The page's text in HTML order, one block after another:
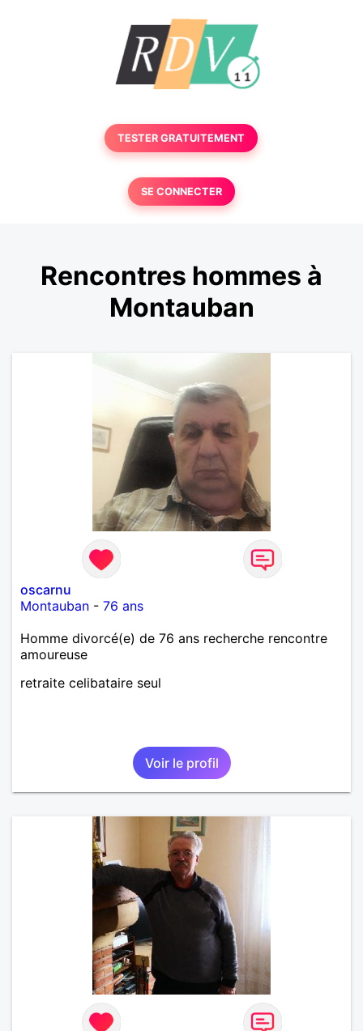
TESTER GRATUITEMENT
SE CONNECTER
Rencontres hommes à
Montauban
oscarnu
Montauban - 76 ans
Homme divorcé(e) de 76 ans recherche rencontre
amoureuse
retraite celibataire seul
Voir le profil